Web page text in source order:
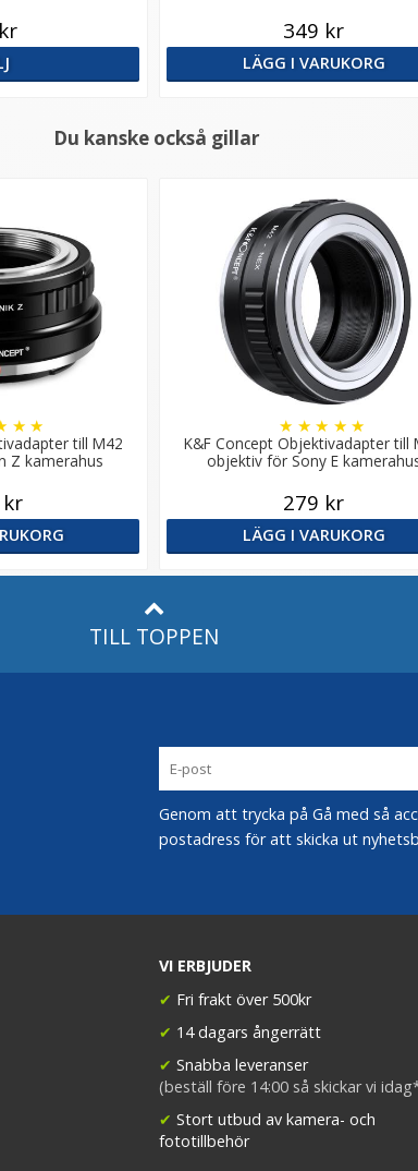
349 kr
LÄGG I VARUKORG
Du kanske också gillar
till M42
Z kamerahus
★ ★
kr
K&F Concept Objektivadapter till
objektiv för Sony E
★ ★ ★ ★ ★
279 kr
LÄGG I VARUKORG
TILL TOPPEN
Genom att trycka på Gå med så
postadress för att skicka ut
VI ERBJUDER
✔ Fri frakt över 500kr
✔ 14 dagars ångerrätt
✔ Snabba leveranser
(beställ före 14:00 så skickar vi
✔ Stort utbud av kamera- och
fototillbehör